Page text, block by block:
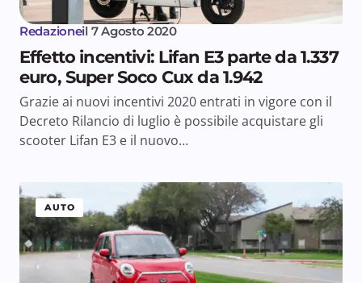
Redazioneil 7 Agosto 2020
Effetto incentivi: Lifan E3 parte da 1.337
euro, Super Soco Cux da 1.942
Grazie ai nuovi incentivi 2020 entrati in vigore con il
Decreto Rilancio di luglio è possibile acquistare gli
scooter Lifan E3 e il nuovo…
AUTO